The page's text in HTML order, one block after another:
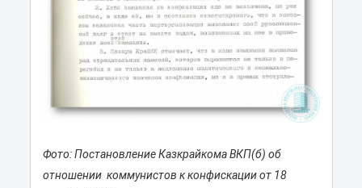
Фото: Постановление Казкрайкома ВКП(б) об
отношении коммунистов к конфискации от 18